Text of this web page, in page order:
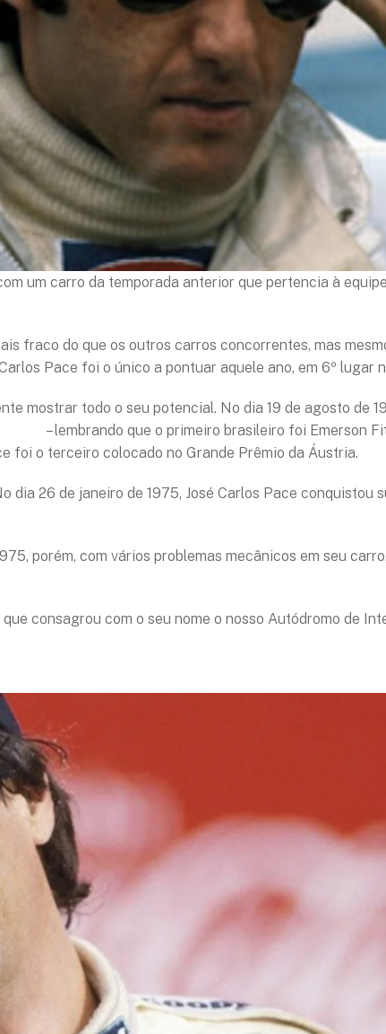
um carro da temporada anterior que pertencia à equipe
fraco do que os outros carros concorrentes, mas
Pace foi o único a pontuar aquele ano, em 6º lugar
mostrar todo o seu potencial. No dia 19 de agosto de
– lembrando que o primeiro brasileiro foi Emerson
foi o terceiro colocado no Grande Prêmio da Áustria.
26 de janeiro de 1975, José Carlos Pace conquistou
porém, com vários problemas mecânicos em seu
consagrou com o seu nome o nosso Autódromo de